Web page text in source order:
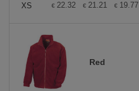
XS
€ 22.32 € 21.21 € 19.77
Red